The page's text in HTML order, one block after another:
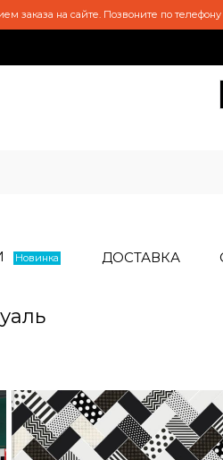
заказа на сайте. Позвоните по телефону
Новинка ДОСТАВКА